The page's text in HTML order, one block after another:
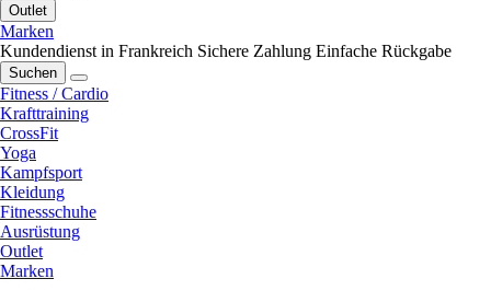
Outlet
Marken
Kundendienst in Frankreich Sichere Zahlung Einfache Rückgabe
Suchen
Fitness / Cardio
Krafttraining
CrossFit
Yoga
Kampfsport
Kleidung
Fitnessschuhe
Ausrüstung
Outlet
Marken